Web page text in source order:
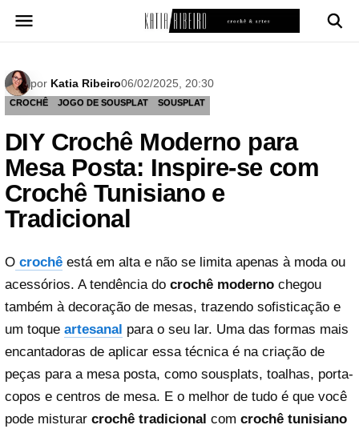
para
por Katia Ribeiro06/02/2025, 20:30
CROCHÊ JOGO DE SOUSPLAT SOUSPLAT
DIY Crochê Moderno para
Mesa Posta: Inspire-se com
Crochê Tunisiano e
Tradicional
O crochê está em alta e não se limita apenas à moda ou
acessórios. A tendência do crochê moderno chegou
também à decoração de mesas, trazendo sofisticação e
um toque artesanal para o seu lar. Uma das formas mais
encantadoras de aplicar essa técnica é na criação de
peças para a mesa posta, como sousplats, toalhas, porta-
copos e centros de mesa. E o melhor de tudo é que você
pode misturar crochê tradicional com crochê tunisiano